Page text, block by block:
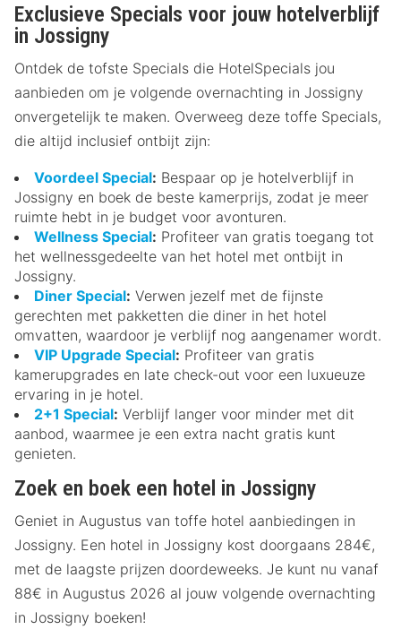
Exclusieve Specials voor jouw hotelverblijf
in Jossigny
Ontdek de tofste Specials die HotelSpecials jou
aanbieden om je volgende overnachting in Jossigny
onvergetelijk te maken. Overweeg deze toffe Specials,
die altijd inclusief ontbijt zijn:
Voordeel Special: Bespaar op je hotelverblijf in
Jossigny en boek de beste kamerprijs, zodat je meer
ruimte hebt in je budget voor avonturen.
Wellness Special: Profiteer van gratis toegang tot
het wellnessgedeelte van het hotel met ontbijt in
Jossigny.
Diner Special: Verwen jezelf met de fijnste
gerechten met pakketten die diner in het hotel
omvatten, waardoor je verblijf nog aangenamer wordt.
VIP Upgrade Special: Profiteer van gratis
kamerupgrades en late check-out voor een luxueuze
ervaring in je hotel.
2+1 Special: Verblijf langer voor minder met dit
aanbod, waarmee je een extra nacht gratis kunt
genieten.
Zoek en boek een hotel in Jossigny
Geniet in Augustus van toffe hotel aanbiedingen in
Jossigny. Een hotel in Jossigny kost doorgaans 284€,
met de laagste prijzen doordeweeks. Je kunt nu vanaf
88€ in Augustus 2026 al jouw volgende overnachting
in Jossigny boeken!